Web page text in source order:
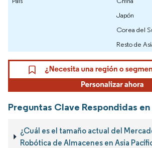
Japón
Corea del
Resto de
Preguntas Clave Respondidas
¿Cuál es el tamaño actual del
Robótica de Almacenes en Asia